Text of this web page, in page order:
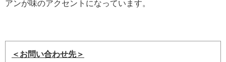
アンが味のアクセントになっています。
＜お問い合わせ先＞